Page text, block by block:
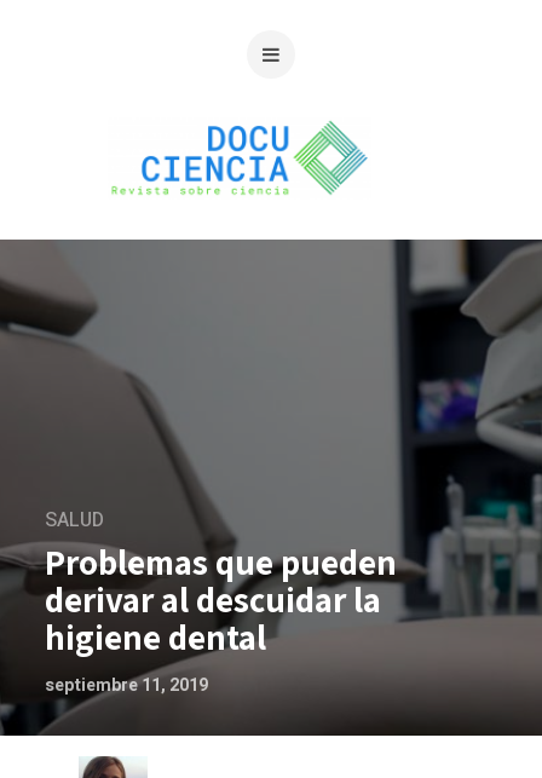
SALUD
Problemas que pueden
derivar al descuidar la
higiene dental
septiembre 11, 2019